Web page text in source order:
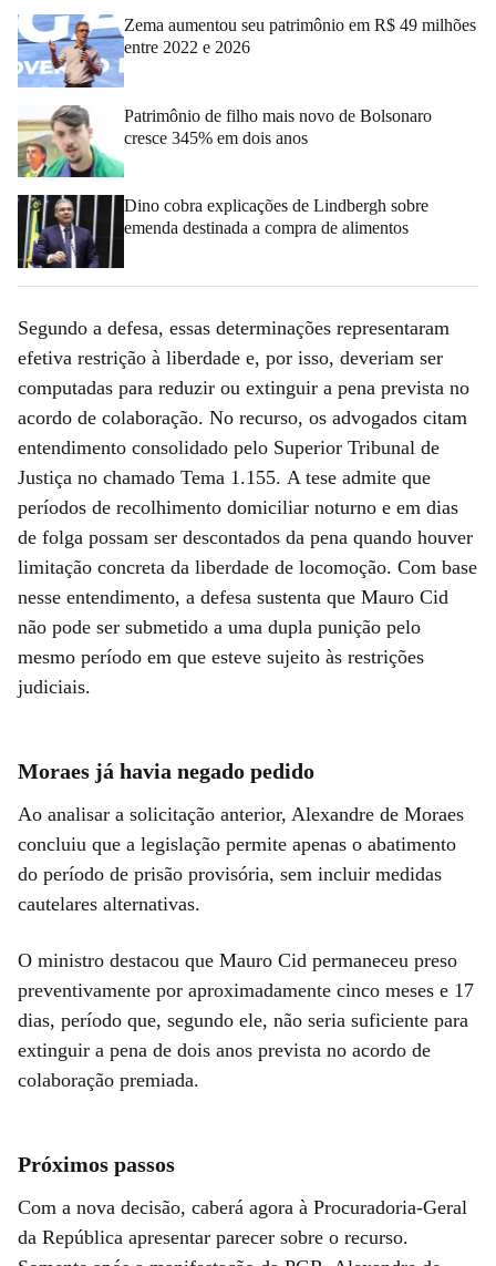
Zema aumentou seu patrimônio em R$ 49 milhões
entre 2022 e 2026
Patrimônio de filho mais novo de Bolsonaro
cresce 345% em dois anos
Dino cobra explicações de Lindbergh sobre
emenda destinada a compra de alimentos
Segundo a defesa, essas determinações representaram
efetiva restrição à liberdade e, por isso, deveriam ser
computadas para reduzir ou extinguir a pena prevista no
acordo de colaboração. No recurso, os advogados citam
entendimento consolidado pelo Superior Tribunal de
Justiça no chamado Tema 1.155. A tese admite que
períodos de recolhimento domiciliar noturno e em dias
de folga possam ser descontados da pena quando houver
limitação concreta da liberdade de locomoção. Com base
nesse entendimento, a defesa sustenta que Mauro Cid
não pode ser submetido a uma dupla punição pelo
mesmo período em que esteve sujeito às restrições
judiciais.
Moraes já havia negado pedido
Ao analisar a solicitação anterior, Alexandre de Moraes
concluiu que a legislação permite apenas o abatimento
do período de prisão provisória, sem incluir medidas
cautelares alternativas.
O ministro destacou que Mauro Cid permaneceu preso
preventivamente por aproximadamente cinco meses e 17
dias, período que, segundo ele, não seria suficiente para
extinguir a pena de dois anos prevista no acordo de
colaboração premiada.
Próximos passos
Com a nova decisão, caberá agora à Procuradoria-Geral
da República apresentar parecer sobre o recurso.